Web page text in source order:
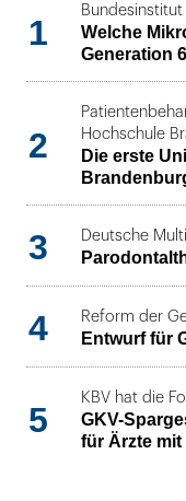
1
Welche
Generation
2
Hochschule
Die erste
3 Deutsche
4 Reform der
Entwurf für
5
KBV hat die
GKV-
für Ärzte mit